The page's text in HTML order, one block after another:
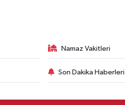
Namaz Vakitleri
Son Dakika Haberleri